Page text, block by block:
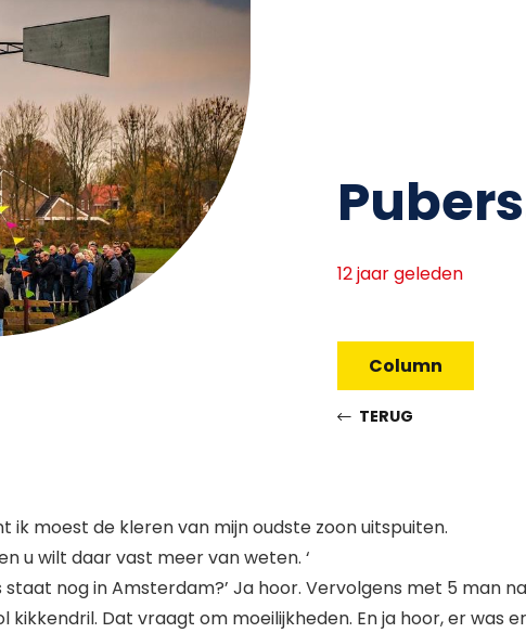
12 jaar geleden
Column
TERUG
moest de kleren van mijn oudste zoon uitspuiten.
u wilt daar vast meer van weten. ‘
staat nog in Amsterdam?’ Ja hoor. Vervolgens met 5
kikkendril. Dat vraagt om moeilijkheden. En ja hoor, er was